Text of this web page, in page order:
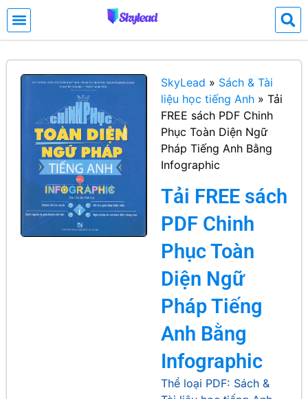
SkyLead » Sách & Tài
liệu học tiếng Anh » Tải
FREE sách PDF Chinh
Phục Toàn Diện Ngữ
Pháp Tiếng Anh Bằng
Infographic
Tải FREE sách
PDF Chinh
Phục Toàn
Diện Ngữ
Pháp Tiếng
Anh Bằng
Infographic
Thể loại PDF: Sách &